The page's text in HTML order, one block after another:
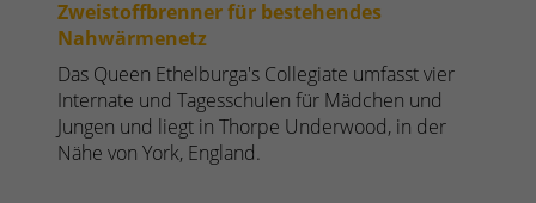
Zweistoffbrenner für bestehendes
Nahwärmenetz
Das Queen Ethelburga's Collegiate umfasst vier
Internate und Tagesschulen für Mädchen und
Jungen und liegt in Thorpe Underwood, in der
Nähe von York, England.